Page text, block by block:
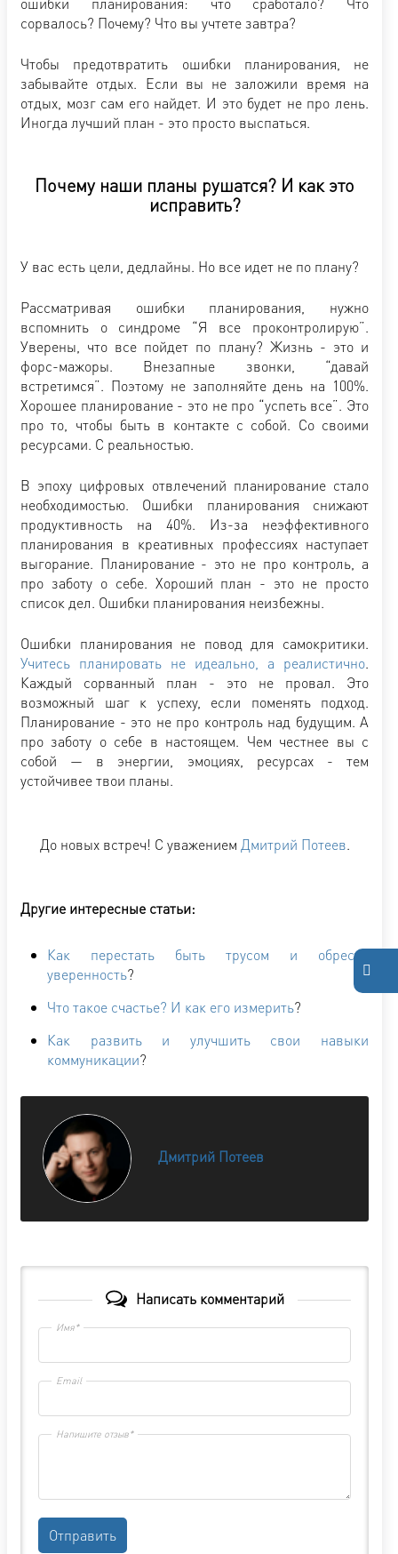
сорвалось? Почему? Что вы учтете завтра?
Чтобы предотвратить ошибки планирования, не
забывайте отдых. Если вы не заложили время на
отдых, мозг сам его найдет. И это будет не про лень.
Иногда лучший план - это просто выспаться.
Почему наши планы рушатся? И как это
исправить?
У вас есть цели, дедлайны. Но все идет не по плану?
Рассматривая ошибки планирования, нужно
вспомнить о синдроме “Я все проконтролирую”.
Уверены, что все пойдет по плану? Жизнь - это и
форс-мажоры. Внезапные звонки, “давай
встретимся”. Поэтому не заполняйте день на 100%.
Хорошее планирование - это не про “успеть все”. Это
про то, чтобы быть в контакте с собой. Со своими
ресурсами. С реальностью.
В эпоху цифровых отвлечений планирование стало
необходимостью. Ошибки планирования снижают
продуктивность на 40%. Из-за неэффективного
планирования в креативных профессиях наступает
выгорание. Планирование - это не про контроль, а
про заботу о себе. Хороший план - это не просто
список дел. Ошибки планирования неизбежны.
Ошибки планирования не повод для самокритики.
Учитесь планировать не идеально, а реалистично.
Каждый сорванный план - это не провал. Это
возможный шаг к успеху, если поменять подход.
Планирование - это не про контроль над будущим. А
про заботу о себе в настоящем. Чем честнее вы с
собой — в энергии, эмоциях, ресурсах - тем
устойчивее твои планы.
До новых встреч! С уважением Дмитрий Потеев.
Другие интересные статьи:
Как перестать быть трусом и обрести
уверенность?
Что такое счастье? И как его измерить?
Как развить и улучшить свои навыки
коммуникации?
Дмитрий Потеев
Написать комментарий
Имя*
Email
Напишите отзыв*
Отправить